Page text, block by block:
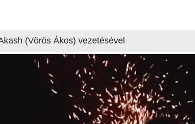
(Vörös Ákos) vezetésével